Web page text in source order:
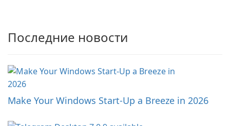
Последние новости
Make Your Windows Start-Up a Breeze in 2026